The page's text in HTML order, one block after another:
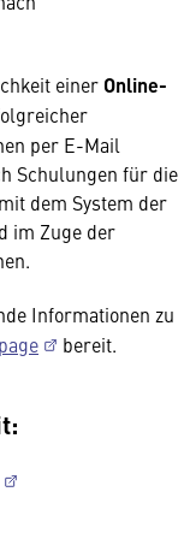
einer Online-
per E-Mail
Schulungen für die
dem System der
im Zuge der
Informationen zu
bereit.